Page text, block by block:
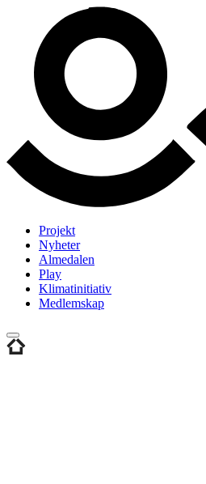
Projekt
Nyheter
Almedalen
Play
Klimatinitiativ
Medlemskap